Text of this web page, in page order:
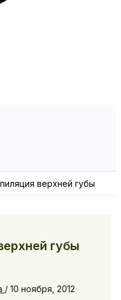
верхней губы
губы
/ 10 ноября, 2012